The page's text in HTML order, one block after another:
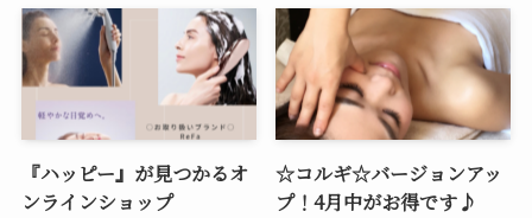
『ハッピー』が見つかるオ
ンラインショップ
☆コルギ☆バージョンアッ
プ！4月中がお得です♪